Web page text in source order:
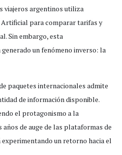
viajeros argentinos utiliza
para comparar tarifas y
Sin embargo, esta
un fenómeno inverso: la
paquetes internacionales admite
de información disponible.
el protagonismo a la
de auge de las plataformas de
un retorno hacia el